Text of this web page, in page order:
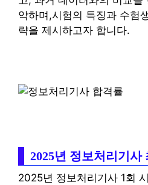
악하며,시험의 특징과 수험
략을 제시하고자 합니다.
2025년 정보처리기사
2025년 정보처리기사 1회